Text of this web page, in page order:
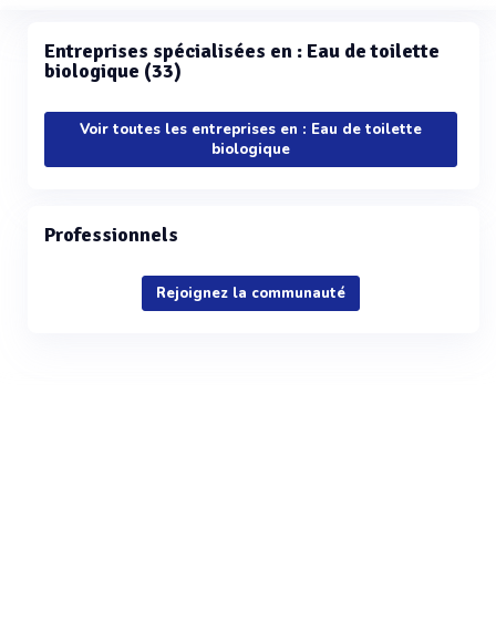
Entreprises spécialisées en : Eau de toilette
biologique (33)
Voir toutes les entreprises en : Eau de toilette
biologique
Professionnels
Rejoignez la communauté